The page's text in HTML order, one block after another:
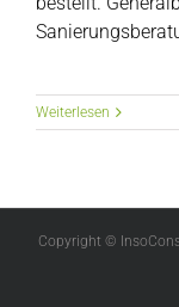
Weiterlesen
Copyright ©